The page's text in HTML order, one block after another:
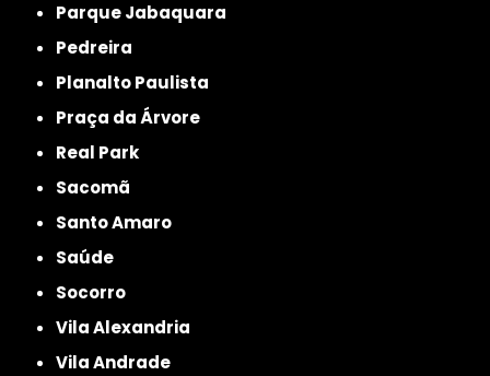
Parque Jabaquara
Pedreira
Planalto Paulista
Praça da Árvore
Real Park
Sacomã
Santo Amaro
Saúde
Socorro
Vila Alexandria
Vila Andrade